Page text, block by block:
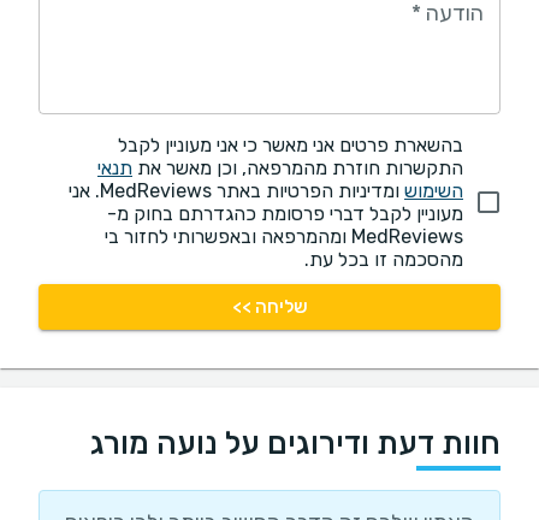
הודעה *
בהשארת פרטים אני מאשר כי אני מעוניין לקבל
התקשרות חוזרת מהמרפאה, וכן מאשר את תנאי
השימוש
ומדיניות הפרטיות באתר MedReviews. אני
מעוניין לקבל דברי פרסומת כהגדרתם בחוק מ-
MedReviews ומהמרפאה ובאפשרותי לחזור בי
מהסכמה זו בכל עת.
שליחה >>
חוות דעת ודירוגים על נועה מורג